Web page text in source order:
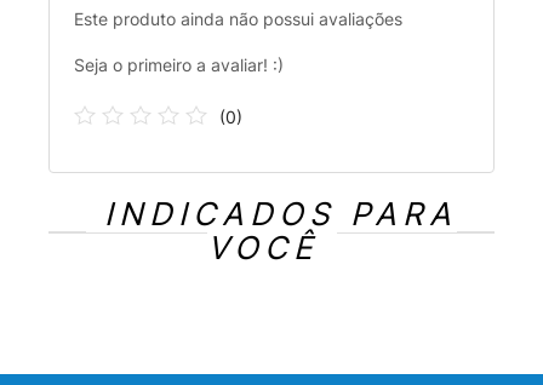
Este produto ainda não possui avaliações
Seja o primeiro a avaliar! :)
(0)
INDICADOS PARA
VOCÊ